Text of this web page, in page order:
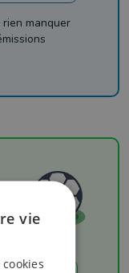
manquer
vie